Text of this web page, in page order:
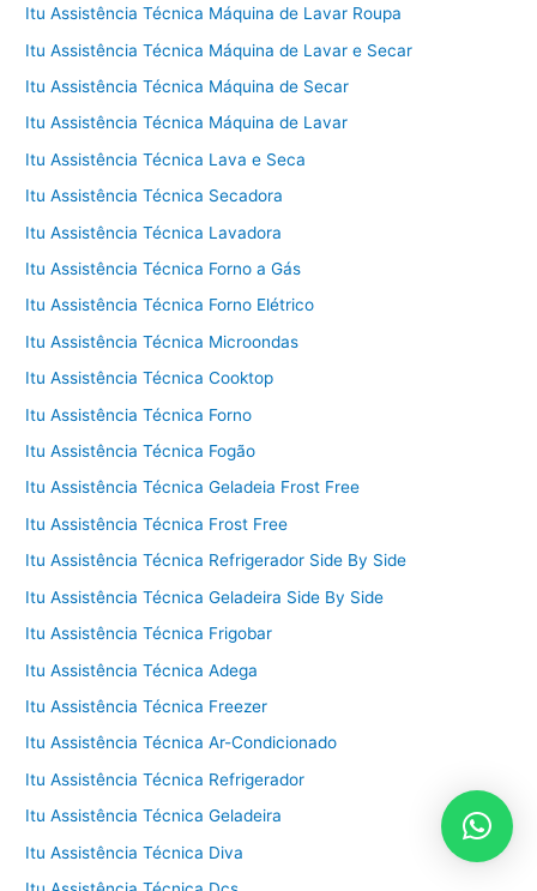
Itu Assistência Técnica Máquina de Lavar Roupa
Itu Assistência Técnica Máquina de Lavar e Secar
Itu Assistência Técnica Máquina de Secar
Itu Assistência Técnica Máquina de Lavar
Itu Assistência Técnica Lava e Seca
Itu Assistência Técnica Secadora
Itu Assistência Técnica Lavadora
Itu Assistência Técnica Forno a Gás
Itu Assistência Técnica Forno Elétrico
Itu Assistência Técnica Microondas
Itu Assistência Técnica Cooktop
Itu Assistência Técnica Forno
Itu Assistência Técnica Fogão
Itu Assistência Técnica Geladeia Frost Free
Itu Assistência Técnica Frost Free
Itu Assistência Técnica Refrigerador Side By Side
Itu Assistência Técnica Geladeira Side By Side
Itu Assistência Técnica Frigobar
Itu Assistência Técnica Adega
Itu Assistência Técnica Freezer
Itu Assistência Técnica Ar-Condicionado
Itu Assistência Técnica Refrigerador
Itu Assistência Técnica Geladeira
Itu Assistência Técnica Diva